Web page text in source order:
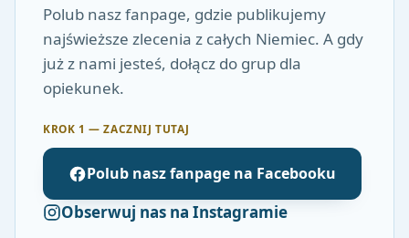
Polub nasz fanpage, gdzie publikujemy
najświeższe zlecenia z całych Niemiec. A gdy
już z nami jesteś, dołącz do grup dla
opiekunek.
KROK 1 — ZACZNIJ TUTAJ
Polub nasz fanpage na Facebooku
Obserwuj nas na Instagramie